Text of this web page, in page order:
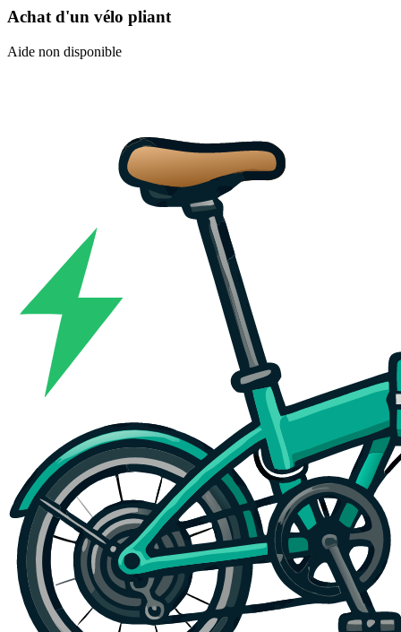
Achat d'un vélo pliant
Aide non disponible